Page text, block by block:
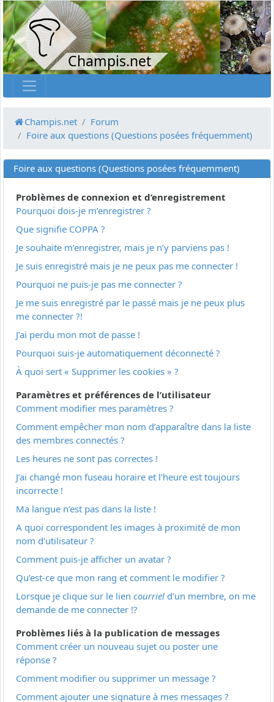
Champis.net
Champis.net
Forum
Foire aux questions (Questions posées fréquemment)
Foire aux questions (Questions posées fréquemment)
Problèmes de connexion et d’enregistrement
Pourquoi dois-je m’enregistrer ?
Que signifie COPPA ?
Je souhaite m’enregistrer, mais je n’y parviens pas !
Je suis enregistré mais je ne peux pas me connecter !
Pourquoi ne puis-je pas me connecter ?
Je me suis enregistré par le passé mais je ne peux plus
me connecter ?!
J’ai perdu mon mot de passe !
Pourquoi suis-je automatiquement déconnecté ?
À quoi sert « Supprimer les cookies » ?
Paramètres et préférences de l’utilisateur
Comment modifier mes paramètres ?
Comment empêcher mon nom d’apparaître dans la liste
des membres connectés ?
Les heures ne sont pas correctes !
J’ai changé mon fuseau horaire et l’heure est toujours
incorrecte !
Ma langue n’est pas dans la liste !
A quoi correspondent les images à proximité de mon
nom d’utilisateur ?
Comment puis-je afficher un avatar ?
Qu’est-ce que mon rang et comment le modifier ?
Lorsque je clique sur le lien courriel d’un membre, on me
demande de me connecter !?
Problèmes liés à la publication de messages
Comment créer un nouveau sujet ou poster une
réponse ?
Comment modifier ou supprimer un message ?
Comment ajouter une signature à mes messages ?